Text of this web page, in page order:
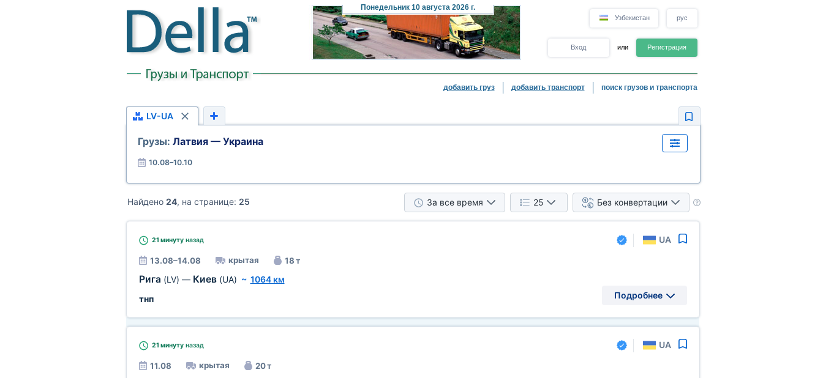
Понедельник10 августа 2026 г.
Узбекистан рус
Вход или Регистрация
добавить груз добавить транспорт поиск грузов и транспорта
LV-UA
Грузы: Латвия — Украина
10.08–10.10
Найдено 24, на странице: 25 За все время 25 Без конвертации
21 минутуназад UA
13.08–14.08 крытая 18 т
Рига (LV) — Киев (UA) ~ 1064 км
тнп
Подробнее
21 минутуназад UA
11.08 крытая 20 т